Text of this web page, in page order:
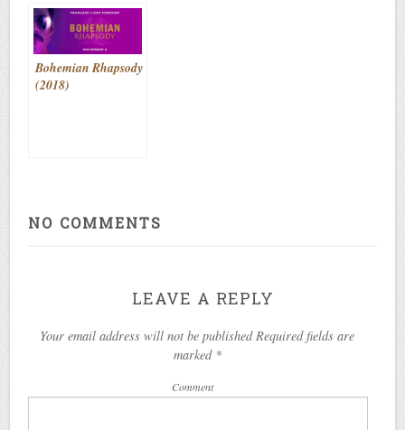
Bohemian Rhapsody
(2018)
NO COMMENTS
LEAVE A REPLY
Your email address will not be published Required fields are
marked *
Comment